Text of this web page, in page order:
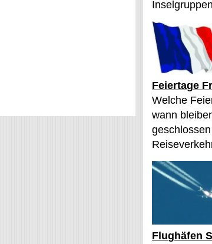
Feiertage
Welche
wann
Flughäfen